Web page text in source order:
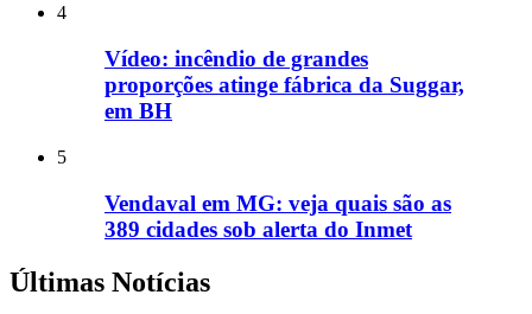
4
Vídeo: incêndio de grandes
proporções atinge fábrica da Suggar,
em BH
5
Vendaval em MG: veja quais são as
389 cidades sob alerta do Inmet
Últimas Notícias